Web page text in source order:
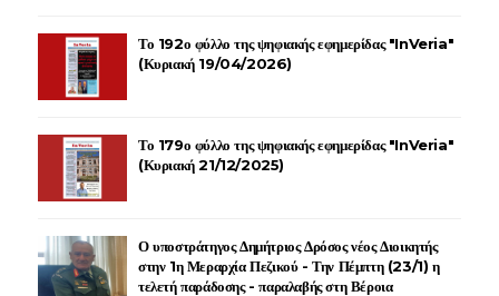
Το 192ο φύλλο της ψηφιακής εφημερίδας "InVeria"
(Κυριακή 19/04/2026)
Το 179ο φύλλο της ψηφιακής εφημερίδας "InVeria"
(Κυριακή 21/12/2025)
Ο υποστράτηγος Δημήτριος Δρόσος νέος Διοικητής
στην 1η Μεραρχία Πεζικού - Την Πέμπτη (23/1) η
τελετή παράδοσης - παραλαβής στη Βέροια